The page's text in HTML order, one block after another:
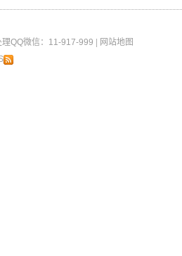
QQ微信：11-917-999
网站地图